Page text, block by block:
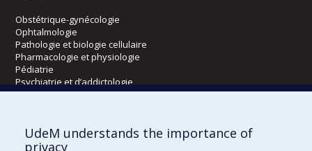
Obstétrique-gynécologie
Ophtalmologie
Pathologie et biologie cellulaire
Pharmacologie et physiologie
Pédiatrie
Psychiatrie et d’addictologie
Radiologie, radio-oncologie et médecine nucléaire
Écoles
UdeM understands the importance of
privacy